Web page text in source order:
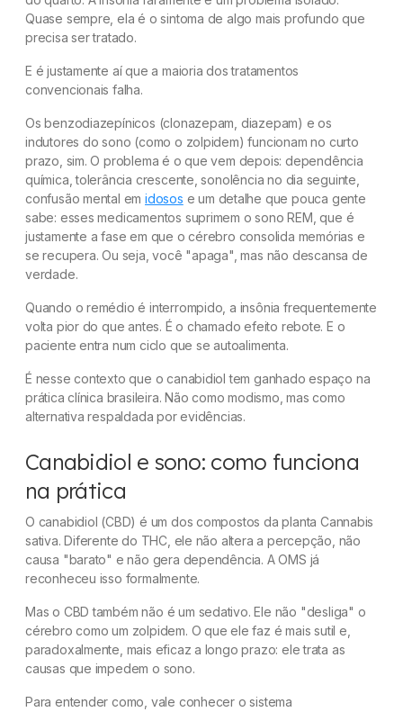
Quase sempre, ela é o sintoma de algo mais profundo que
precisa ser tratado.
E é justamente aí que a maioria dos tratamentos
convencionais falha.
Os benzodiazepínicos (clonazepam, diazepam) e os
indutores do sono (como o zolpidem) funcionam no curto
prazo, sim. O problema é o que vem depois: dependência
química, tolerância crescente, sonolência no dia seguinte,
confusão mental emidosos e um detalhe que pouca gente
sabe: esses medicamentos suprimem o sono REM, que é
justamente a fase em que o cérebro consolida memórias e
se recupera. Ou seja, você "apaga", mas não descansa de
verdade.
Quando o remédio é interrompido, a insônia frequentemente
volta pior do que antes. É o chamado efeito rebote. E o
paciente entra num ciclo que se autoalimenta.
É nesse contexto que o canabidiol tem ganhado espaço na
prática clínica brasileira. Não como modismo, mas como
alternativa respaldada por evidências.
Canabidiol e sono: como funciona
na prática
O canabidiol (CBD) é um dos compostos da planta Cannabis
sativa. Diferente do THC, ele não altera a percepção, não
causa "barato" e não gera dependência. A OMS já
reconheceu isso formalmente.
Mas o CBD também não é um sedativo. Ele não "desliga" o
cérebro como um zolpidem. O que ele faz é mais sutil e,
paradoxalmente, mais eficaz a longo prazo: ele trata as
causas que impedem o sono.
Para entender como, vale conhecer o sistema